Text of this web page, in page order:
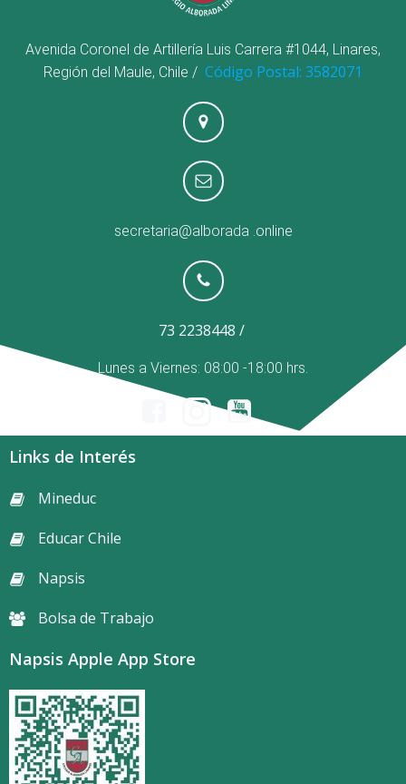
Avenida Coronel de Artillería Luis Carrera #1044, Linares,
Región del Maule, Chile / Código Postal: 3582071
secretaria@alborada .online
73 2238448 /
Lunes a Viernes: 08:00 -18:00 hrs.
Links de Interés
Mineduc
Educar Chile
Napsis
Bolsa de Trabajo
Napsis Apple App Store